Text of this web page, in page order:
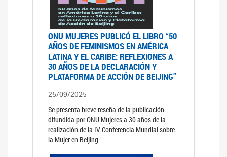
ONU MUJERES PUBLICÓ EL LIBRO “50
AÑOS DE FEMINISMOS EN AMÉRICA
LATINA Y EL CARIBE: REFLEXIONES A
30 AÑOS DE LA DECLARACIÓN Y
PLATAFORMA DE ACCIÓN DE BEIJING”
25/09/2025
Se presenta breve reseña de la publicación
difundida por ONU Mujeres a 30 años de la
realización de la IV Conferencia Mundial sobre
la Mujer en Beijing.